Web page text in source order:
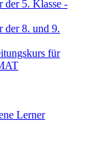
der 5. Klasse -
der 8. und 9.
für
Lerner